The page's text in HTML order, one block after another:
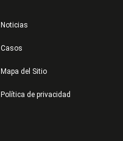
Z160 70x16MM Beam
Noticias
Casos
Mapa del Sitio
Política de privacidad